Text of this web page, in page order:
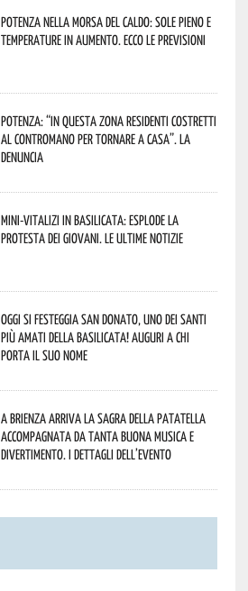
Potenza nella morsa del caldo: sole pieno e
temperature in aumento. Ecco le previsioni
Potenza: “In questa zona residenti costretti
al contromano per tornare a casa”. La
denuncia
Mini-vitalizi in Basilicata: esplode la
protesta dei giovani. Le ultime notizie
Oggi si festeggia San Donato, uno dei Santi
più amati della Basilicata! Auguri a chi
porta il suo nome
A Brienza arriva la Sagra della Patatella
accompagnata da tanta buona musica e
divertimento. I dettagli dell’evento